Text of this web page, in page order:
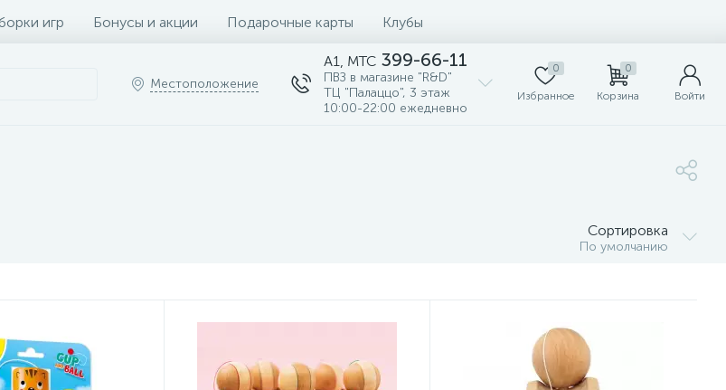
игр Бонусы и акции Подарочные карты Клубы
Местоположение
A1, MTC 399-66-11
ПВЗ в магазине "R&D"
ТЦ "Палаццо", 3 этаж
10:00-22:00 ежедневно
0
Избранное
0
Корзина Войти
Сортировка
По умолчанию